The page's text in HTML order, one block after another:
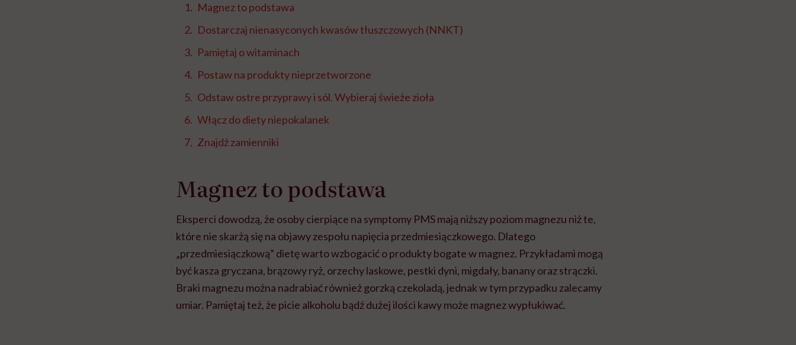
Magnez to podstawa
Dostarczaj nienasyconych kwasów tłuszczowych (NNKT)
Pamiętaj o witaminach
Postaw na produkty nieprzetworzone
Odstaw ostre przyprawy i sól. Wybieraj świeże zioła
Włącz do diety niepokalanek
Znajdź zamienniki
Magnez to podstawa
Eksperci dowodzą, że osoby cierpiące na symptomy PMS mają niższy poziom magnezu niż te,
które nie skarżą się na objawy zespołu napięcia przedmiesiączkowego. Dlatego
„przedmiesiączkową” dietę warto wzbogacić o produkty bogate w magnez. Przykładami mogą
być kasza gryczana, brązowy ryż, orzechy laskowe, pestki dyni, migdały, banany oraz strączki.
Braki magnezu można nadrabiać również gorzką czekoladą, jednak w tym przypadku zalecamy
umiar. Pamiętaj też, że picie alkoholu bądź dużej ilości kawy może magnez wypłukiwać.